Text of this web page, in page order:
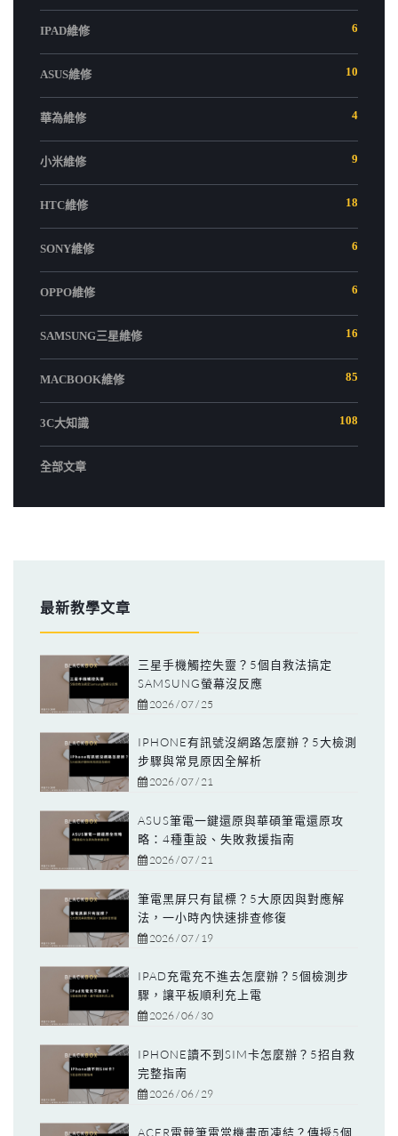
IPAD維修 6
ASUS維修 10
華為維修 4
小米維修 9
HTC維修 18
SONY維修 6
OPPO維修 6
SAMSUNG三星維修 16
MACBOOK維修 85
3C大知識 108
全部文章
最新教學文章
三星手機觸控失靈？5個自救法搞定
SAMSUNG螢幕沒反應
2026 / 07 / 25
IPHONE有訊號沒網路怎麼辦？5大檢測
步驟與常見原因全解析
2026 / 07 / 21
ASUS筆電一鍵還原與華碩筆電還原攻
略：4種重設、失敗救援指南
2026 / 07 / 21
筆電黑屏只有鼠標？5大原因與對應解
法，一小時內快速排查修復
2026 / 07 / 19
IPAD充電充不進去怎麼辦？5個檢測步
驟，讓平板順利充上電
2026 / 06 / 30
IPHONE讀不到SIM卡怎麼辦？5招自救
完整指南
2026 / 06 / 29
ACER電競筆電當機畫面凍結？傳授5個